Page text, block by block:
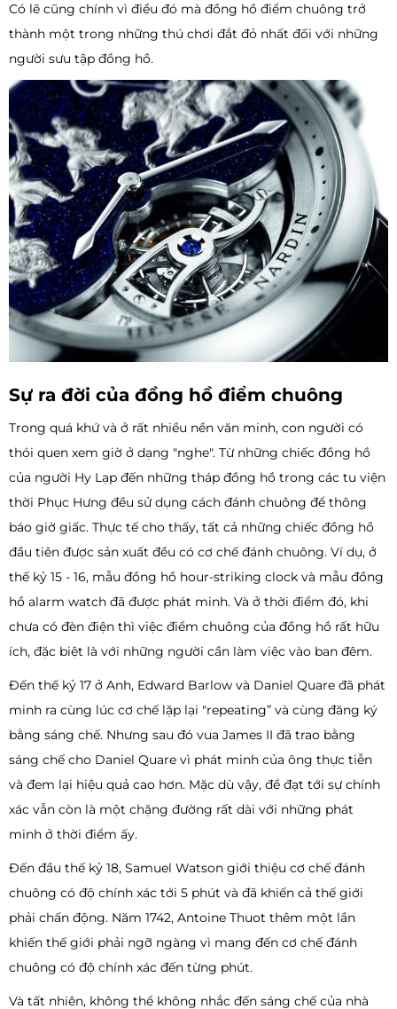
Có lẽ cũng chính vì điều đó mà đồng hồ điểm chuông trở
thành một trong những thú chơi đắt đỏ nhất đối với những
người sưu tập đồng hồ.
Sự ra đời của đồng hồ điểm chuông
Trong quá khứ và ở rất nhiều nền văn minh, con người có
thói quen xem giờ ở dạng "nghe". Từ những chiếc đồng hồ
của người Hy Lạp đến những tháp đồng hồ trong các tu viện
thời Phục Hưng đều sử dụng cách đánh chuông để thông
báo giờ giấc. Thực tế cho thấy, tất cả những chiếc đồng hồ
đầu tiên được sản xuất đều có cơ chế đánh chuông. Ví dụ, ở
thế kỷ 15 - 16, mẫu đồng hồ hour-striking clock và mẫu đồng
hồ alarm watch đã được phát minh. Và ở thời điểm đó, khi
chưa có đèn điện thì việc điểm chuông của đồng hồ rất hữu
ích, đặc biệt là với những người cần làm việc vào ban đêm.
Đến thế kỷ 17 ở Anh, Edward Barlow và Daniel Quare đã phát
minh ra cùng lúc cơ chế lặp lại "repeating” và cùng đăng ký
bằng sáng chế. Nhưng sau đó vua James II đã trao bằng
sáng chế cho Daniel Quare vì phát minh của ông thực tiễn
và đem lại hiệu quả cao hơn. Mặc dù vậy, để đạt tới sự chính
xác vẫn còn là một chặng đường rất dài với những phát
minh ở thời điểm ấy.
Đến đầu thế kỷ 18, Samuel Watson giới thiệu cơ chế đánh
chuông có độ chính xác tới 5 phút và đã khiến cả thế giới
phải chấn động. Năm 1742, Antoine Thuot thêm một lần
khiến thế giới phải ngỡ ngàng vì mang đến cơ chế đánh
chuông có độ chính xác đến từng phút.
Và tất nhiên, không thể không nhắc đến sáng chế của nhà